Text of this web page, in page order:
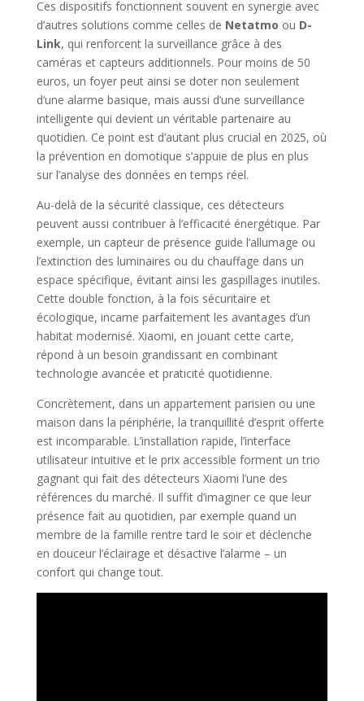
Ces dispositifs fonctionnent souvent en synergie avec
d’autres solutions comme celles de Netatmo ou D-
Link, qui renforcent la surveillance grâce à des
caméras et capteurs additionnels. Pour moins de 50
euros, un foyer peut ainsi se doter non seulement
d’une alarme basique, mais aussi d’une surveillance
intelligente qui devient un véritable partenaire au
quotidien. Ce point est d’autant plus crucial en 2025, où
la prévention en domotique s’appuie de plus en plus
sur l’analyse des données en temps réel.
Au-delà de la sécurité classique, ces détecteurs
peuvent aussi contribuer à l’efficacité énergétique. Par
exemple, un capteur de présence guide l’allumage ou
l’extinction des luminaires ou du chauffage dans un
espace spécifique, évitant ainsi les gaspillages inutiles.
Cette double fonction, à la fois sécuritaire et
écologique, incarne parfaitement les avantages d’un
habitat modernisé. Xiaomi, en jouant cette carte,
répond à un besoin grandissant en combinant
technologie avancée et praticité quotidienne.
Concrètement, dans un appartement parisien ou une
maison dans la périphérie, la tranquillité d’esprit offerte
est incomparable. L’installation rapide, l’interface
utilisateur intuitive et le prix accessible forment un trio
gagnant qui fait des détecteurs Xiaomi l’une des
références du marché. Il suffit d’imaginer ce que leur
présence fait au quotidien, par exemple quand un
membre de la famille rentre tard le soir et déclenche
en douceur l’éclairage et désactive l’alarme – un
confort qui change tout.